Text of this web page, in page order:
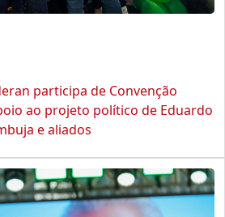
participa de Convenção
ao projeto político de Eduardo
e aliados